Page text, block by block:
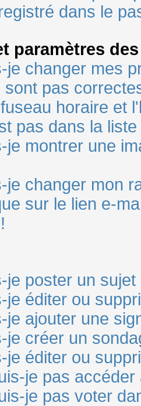
dans le
paramètres
je changer mes
sont pas
horaire et
pas dans la liste
je montrer une
je changer mon
sur le lien e-
je poster un
je éditer ou
je ajouter une
je créer un
je éditer ou
je pas accéder
je pas voter